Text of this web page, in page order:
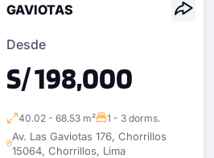
GAVIOTAS
Desde
S/ 198,000
40.02 - 68.53 m² 1 - 3 dorms.
Av. Las Gaviotas 176, Chorrillos
15064, Chorrillos, Lima